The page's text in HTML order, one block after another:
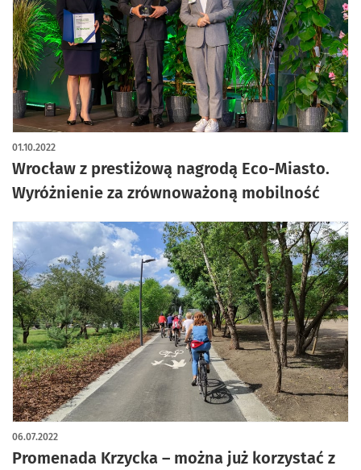
Wrocław z prestiżową nagrodą Eco-Miasto.
Wyróżnienie za zrównoważoną mobilność
01.10.2022
Promenada Krzycka – można już korzystać z
06.07.2022